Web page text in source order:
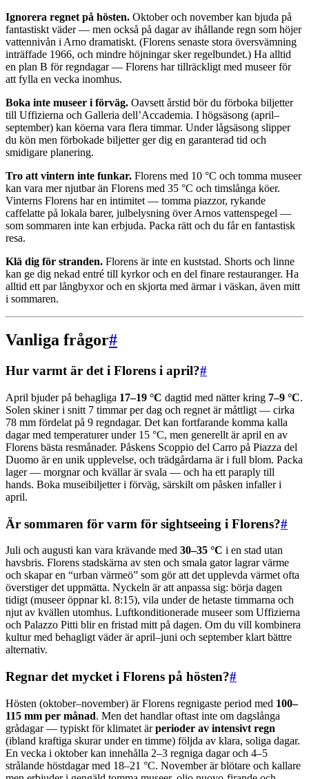
Ignorera regnet på hösten. Oktober och november kan bjuda på
fantastiskt väder — men också på dagar av ihållande regn som höjer
vattennivån i Arno dramatiskt. (Florens senaste stora översvämning
inträffade 1966, och mindre höjningar sker regelbundet.) Ha alltid
en plan B för regndagar — Florens har tillräckligt med museer för
att fylla en vecka inomhus.
Boka inte museer i förväg. Oavsett årstid bör du förboka biljetter
till Uffizierna och Galleria dell’Accademia. I högsäsong (april–
september) kan köerna vara flera timmar. Under lågsäsong slipper
du kön men förbokade biljetter ger dig en garanterad tid och
smidigare planering.
Tro att vintern inte funkar. Florens med 10 °C och tomma museer
kan vara mer njutbar än Florens med 35 °C och timslånga köer.
Vinterns Florens har en intimitet — tomma piazzor, rykande
caffelatte på lokala barer, julbelysning över Arnos vattenspegel —
som sommaren inte kan erbjuda. Packa rätt och du får en fantastisk
resa.
Klä dig för stranden. Florens är inte en kuststad. Shorts och linne
kan ge dig nekad entré till kyrkor och en del finare restauranger. Ha
alltid ett par långbyxor och en skjorta med ärmar i väskan, även mitt
i sommaren.
Vanliga frågor#
Hur varmt är det i Florens i april?#
April bjuder på behagliga 17–19 °C dagtid med nätter kring 7–9 °C.
Solen skiner i snitt 7 timmar per dag och regnet är måttligt — cirka
78 mm fördelat på 9 regndagar. Det kan fortfarande komma kalla
dagar med temperaturer under 15 °C, men generellt är april en av
Florens bästa resmånader. Påskens Scoppio del Carro på Piazza del
Duomo är en unik upplevelse, och trädgårdarna är i full blom. Packa
lager — morgnar och kvällar är svala — och ha ett paraply till
hands. Boka museibiljetter i förväg, särskilt om påsken infaller i
april.
Är sommaren för varm för sightseeing i Florens?#
Juli och augusti kan vara krävande med 30–35 °C i en stad utan
havsbris. Florens stadskärna av sten och smala gator lagrar värme
och skapar en “urban värmeö” som gör att det upplevda värmet ofta
överstiger det uppmätta. Nyckeln är att anpassa sig: börja dagen
tidigt (museer öppnar kl. 8:15), vila under de hetaste timmarna och
njut av kvällen utomhus. Luftkonditionerade museer som Uffizierna
och Palazzo Pitti blir en fristad mitt på dagen. Om du vill kombinera
kultur med behagligt väder är april–juni och september klart bättre
alternativ.
Regnar det mycket i Florens på hösten?#
Hösten (oktober–november) är Florens regnigaste period med 100–
115 mm per månad. Men det handlar oftast inte om dagslånga
grådagar — typiskt för klimatet ärperioder av intensivt regn
(ibland kraftiga skurar under en timme) följda av klara, soliga dagar.
En vecka i oktober kan innehålla 2–3 regniga dagar och 4–5
strålande höstdagar med 18–21 °C. November är blötare och kallare